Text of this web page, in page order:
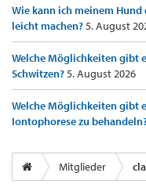
Wie kann ich meinem
leicht machen?5. August
Welche Möglichkeiten gibt
Schwitzen?5. August 2026
Welche Möglichkeiten gibt
Iontophorese zu
Mitglieder